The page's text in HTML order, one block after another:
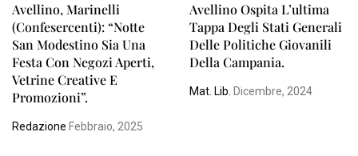
Avellino, Marinelli
(Confesercenti): “Notte
San Modestino Sia Una
Festa Con Negozi Aperti,
Vetrine Creative E
Promozioni”.
Redazione Febbraio, 2025
Avellino Ospita L’ultima
Tappa Degli Stati Generali
Delle Politiche Giovanili
Della Campania.
Mat. Lib. Dicembre, 2024